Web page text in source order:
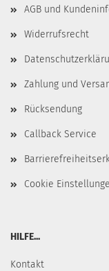
AGB und
Widerrufsrecht
Zahlung und
Rücksendung
Callback Service
Cookie
HILFE...
Kontakt